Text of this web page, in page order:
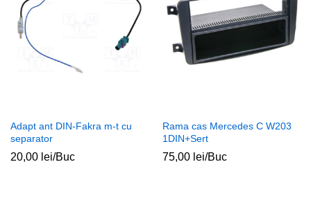
Adapt ant DIN-Fakra m-t cu
separator
20,00 lei/Buc
Rama cas Mercedes C W203
1DIN+Sert
75,00 lei/Buc